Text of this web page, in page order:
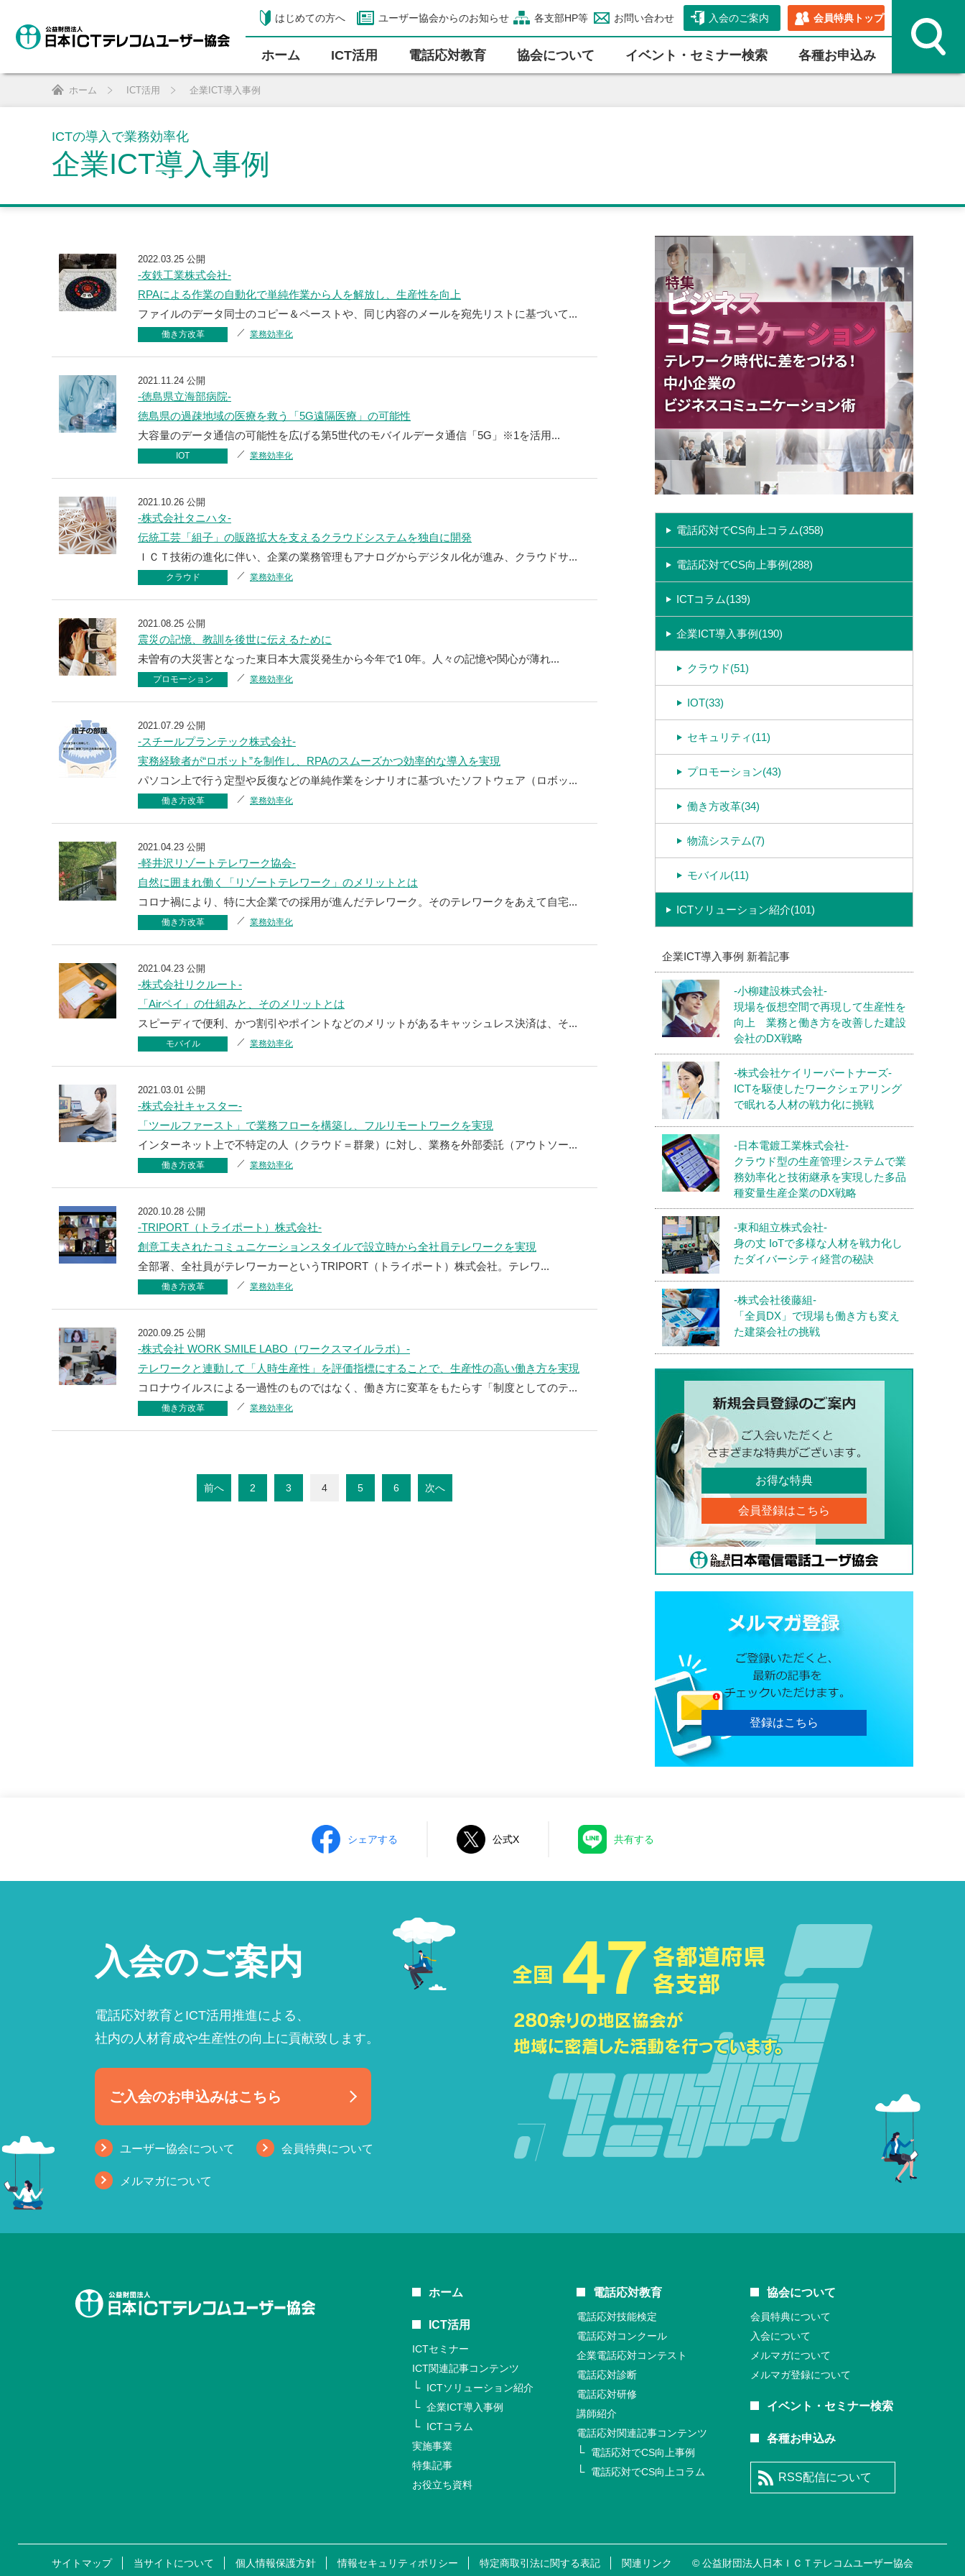
はじめての方へ ユーザー協会からのお知らせ 各支部HP等 お問い合わせ 入会のご案内 会員特典トップ
ホーム ICT活⽤ 電話応対教育 協会について イベント・セミナー検索 各種お申込み
ホーム ICT活用 企業ICT導入事例
ICTの導入で業務効率化
企業ICT導入事例
2022.03.25 公開
-友鉄工業株式会社-
RPAによる作業の自動化で単純作業から人を解放し、生産性を向上
ファイルのデータ同士のコピー＆ペーストや、同じ内容のメールを宛先リストに基づいて...
働き方改革 業務効率化
2021.11.24 公開
-徳島県立海部病院-
徳島県の過疎地域の医療を救う「5G遠隔医療」の可能性
大容量のデータ通信の可能性を広げる第5世代のモバイルデータ通信「5G」※1を活用...
IOT 業務効率化
2021.10.26 公開
-株式会社タニハタ-
伝統工芸「組子」の販路拡大を支えるクラウドシステムを独自に開発
ＩＣＴ技術の進化に伴い、企業の業務管理もアナログからデジタル化が進み、クラウドサ...
クラウド 業務効率化
2021.08.25 公開
震災の記憶、教訓を後世に伝えるために
未曽有の大災害となった東日本大震災発生から今年で1 0年。人々の記憶や関心が薄れ...
プロモーション 業務効率化
2021.07.29 公開
-スチールプランテック株式会社-
実務経験者が“ロボット”を制作し、RPAのスムーズかつ効率的な導入を実現
パソコン上で行う定型や反復などの単純作業をシナリオに基づいたソフトウェア（ロボッ...
働き方改革 業務効率化
2021.04.23 公開
-軽井沢リゾートテレワーク協会-
自然に囲まれ働く「リゾートテレワーク」のメリットとは
コロナ禍により、特に大企業での採用が進んだテレワーク。そのテレワークをあえて自宅...
働き方改革 業務効率化
2021.04.23 公開
-株式会社リクルート-
「Airペイ」の仕組みと、そのメリットとは
スピーディで便利、かつ割引やポイントなどのメリットがあるキャッシュレス決済は、そ...
モバイル 業務効率化
2021.03.01 公開
-株式会社キャスター-
「ツールファースト」で業務フローを構築し、フルリモートワークを実現
インターネット上で不特定の人（クラウド＝群衆）に対し、業務を外部委託（アウトソー...
働き方改革 業務効率化
2020.10.28 公開
-TRIPORT（トライポート）株式会社-
創意工夫されたコミュニケーションスタイルで設立時から全社員テレワークを実現
全部署、全社員がテレワーカーというTRIPORT（トライポート）株式会社。テレワ...
働き方改革 業務効率化
2020.09.25 公開
-株式会社 WORK SMILE LABO（ワークスマイルラボ）-
テレワークと連動して「人時生産性」を評価指標にすることで、生産性の高い働き方を実現
コロナウイルスによる一過性のものではなく、働き方に変革をもたらす「制度としてのテ...
働き方改革 業務効率化
前へ 2 3 4 5 6 次へ
電話応対でCS向上コラム(358)
電話応対でCS向上事例(288)
ICTコラム(139)
企業ICT導入事例(190)
クラウド(51)
IOT(33)
セキュリティ(11)
プロモーション(43)
働き方改革(34)
物流システム(7)
モバイル(11)
ICTソリューション紹介(101)
企業ICT導入事例 新着記事
-小柳建設株式会社-
現場を仮想空間で再現して生産性を
向上 業務と働き方を改善した建設
会社のDX戦略
-株式会社ケイリーパートナーズ-
ICTを駆使したワークシェアリング
で眠れる人材の戦力化に挑戦
-日本電鍍工業株式会社-
クラウド型の生産管理システムで業
務効率化と技術継承を実現した多品
種変量生産企業のDX戦略
-東和組立株式会社-
身の丈 IoTで多様な人材を戦力化し
たダイバーシティ経営の秘訣
-株式会社後藤組-
「全員DX」で現場も働き方も変え
た建築会社の挑戦
お得な特典
会員登録はこちら
登録はこちら
シェアする 公式X 共有する
入会のご案内
電話応対教育とICT活用推進による、
社内の人材育成や生産性の向上に貢献致します。
ご入会のお申込みはこちら
ユーザー協会について 会員特典について
メルマガについて
ホーム
ICT活用
ICTセミナー
ICT関連記事コンテンツ
ICTソリューション紹介
企業ICT導入事例
ICTコラム
実施事業
特集記事
お役立ち資料
電話応対教育
電話応対技能検定
電話応対コンクール
企業電話応対コンテスト
電話応対診断
電話応対研修
講師紹介
電話応対関連記事コンテンツ
電話応対でCS向上事例
電話応対でCS向上コラム
協会について
会員特典について
入会について
メルマガについて
メルマガ登録について
イベント・セミナー検索
各種お申込み
RSS配信について
サイトマップ 当サイトについて 個人情報保護方針 情報セキュリティポリシー 特定商取引法に関する表記 関連リンク © 公益財団法⼈日本ＩＣＴテレコムユーザー協会